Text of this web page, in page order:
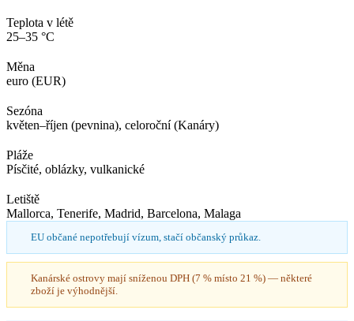
Teplota v létě
25–35 °C
Měna
euro (EUR)
Sezóna
květen–říjen (pevnina), celoroční (Kanáry)
Pláže
Písčité, oblázky, vulkanické
Letiště
Mallorca, Tenerife, Madrid, Barcelona, Malaga
EU občané nepotřebují vízum, stačí občanský průkaz.
Kanárské ostrovy mají sníženou DPH (7 % místo 21 %) — některé
zboží je výhodnější.